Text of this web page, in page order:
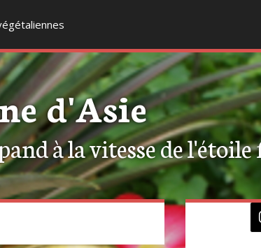
d'Asie
à la vitesse de